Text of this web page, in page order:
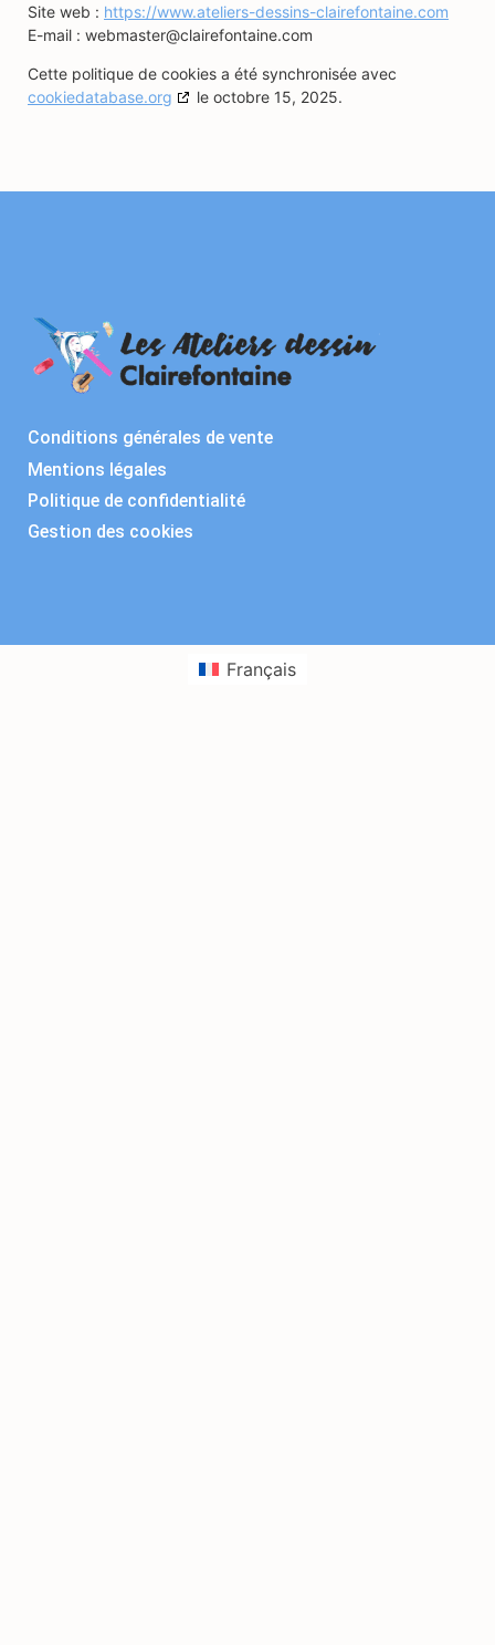
Site web : https://www.ateliers-dessins-clairefontaine.com
E-mail : webmaster@clairefontaine.com
Cette politique de cookies a été synchronisée avec
cookiedatabase.org
le octobre 15, 2025.
Conditions générales de vente
Mentions légales
Politique de confidentialité
Gestion des cookies
Français